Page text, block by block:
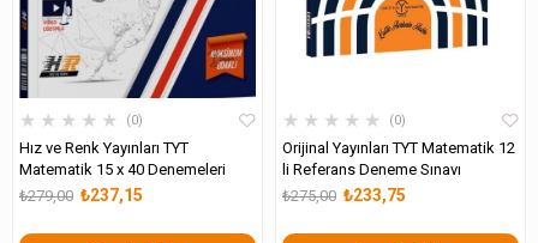
★ ★ ★ ★ ★ 0
Hız ve Renk Yayınları TYT
Matematik 15 x 40 Denemeleri
₺237,15
₺279,00
★ ★ ★ ★ ★ 0
Orijinal Yayınları TYT Matematik 12
li Referans Deneme Sınavı
₺233,75
₺275,00